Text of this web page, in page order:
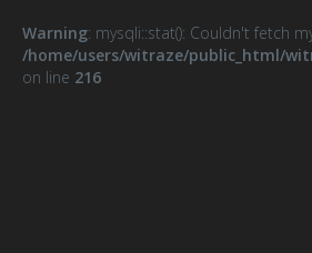
Warning: mysqli::stat(): Couldn't fetch
/home/users/witraze/public_html/
on line 216